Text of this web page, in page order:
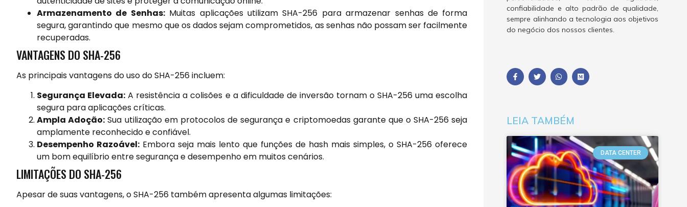
Armazenamento de Senhas:Muitas aplicações utilizam SHA-256 para armazenar senhas de forma
segura, garantindo que mesmo que os dados sejam comprometidos, as senhas não possam ser facilmente
recuperadas.
VANTAGENS DO SHA-256
As principais vantagens do uso do SHA-256 incluem:
Segurança Elevada: A resistência a colisões e a dificuldade de inversão tornam o SHA-256 uma escolha
segura para aplicações críticas.
Ampla Adoção: Sua utilização em protocolos de segurança e criptomoedas garante que o SHA-256 seja
amplamente reconhecido e confiável.
Desempenho Razoável: Embora seja mais lento que funções de hash mais simples, o SHA-256 oferece
um bom equilíbrio entre segurança e desempenho em muitos cenários.
LIMITAÇÕES DO SHA-256
Apesar de suas vantagens, o SHA-256 também apresenta algumas limitações:
confiabilidade e alto padrão de qualidade,
sempre alinhando a tecnologia aos objetivos
do negócio dos nossos clientes.
LEIA TAMBÉM
DATA CENTER